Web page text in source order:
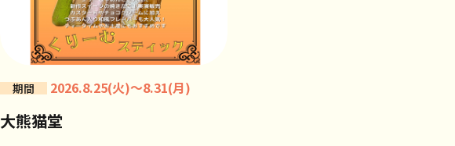
期間 2026.8.25(火)～8.31(月)
大熊猫堂